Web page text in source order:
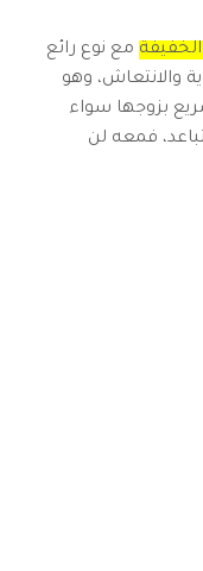
الخفيفة مع نوع رائع
والانتعاش، وهو
بزوجها سواء
فمعه لن